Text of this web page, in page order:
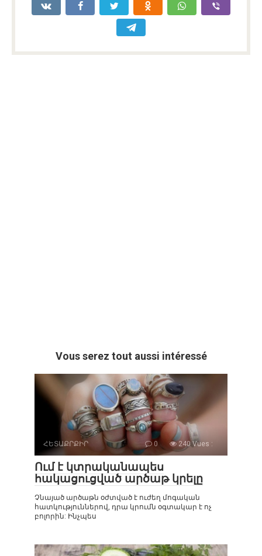
Vous serez tout aussi intéressé
ՀԵՏԱՔՐՔԻՐ 0 240 Vues :
Ում է կտրականապես
հակացուցված արծաթ կրելը
Չնայած արծաթն օժտված է ուժեղ մոգական
հատկություններով, դրա կրումն օգտակար է ոչ
բոլորին: Ինչպես